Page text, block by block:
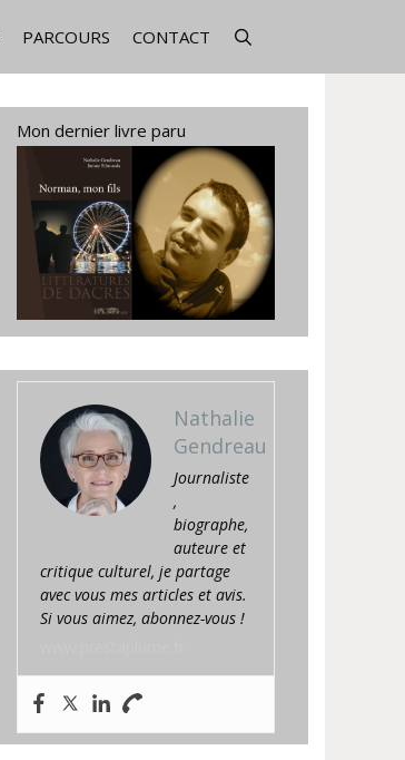
PARCOURS CONTACT
Mon dernier livre paru
Nathalie
Gendreau
Journaliste
,
biographe,
auteure et
critique culturel, je partage
avec vous mes articles et avis.
Si vous aimez, abonnez-vous !